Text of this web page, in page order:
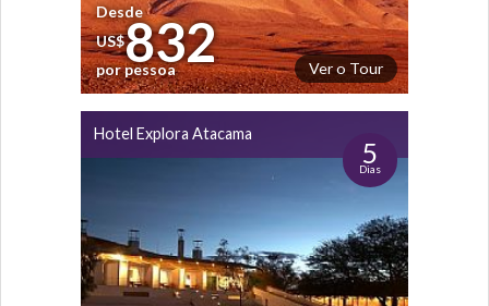
Ver o Tour
Desde
US$832
por pessoa
Hotel Explora Atacama
5
Dias